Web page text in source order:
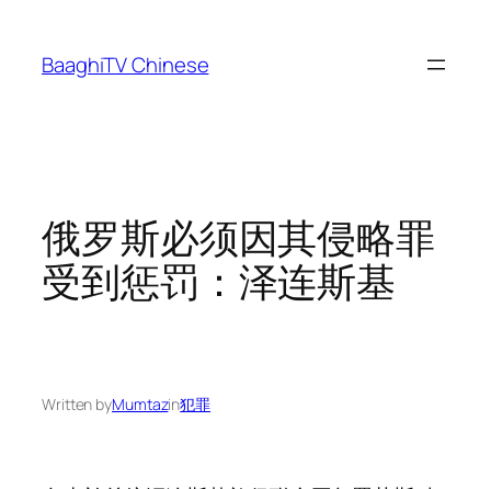
content
BaaghiTV Chinese
俄罗斯必须因其侵略罪
受到惩罚：泽连斯基
Written byMumtazin犯罪